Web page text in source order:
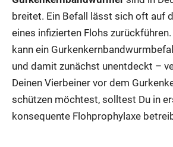
brei­tet. Ein Befall lässt sich oft auf
eines infi­zier­ten Flohs
kann ein
und damit zunächst unent­deckt –
Dei­nen Vier­bei­ner vor dem
schüt­zen möch­test, soll­test Du in
kon­se­quen­te Floh­pro­phy­la­xe